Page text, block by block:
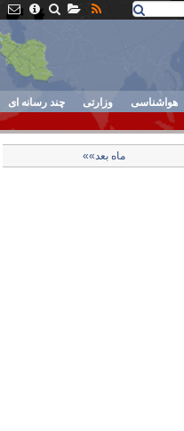
هواشناسی وزارتی چند رسانه ای
ماه بعد»»